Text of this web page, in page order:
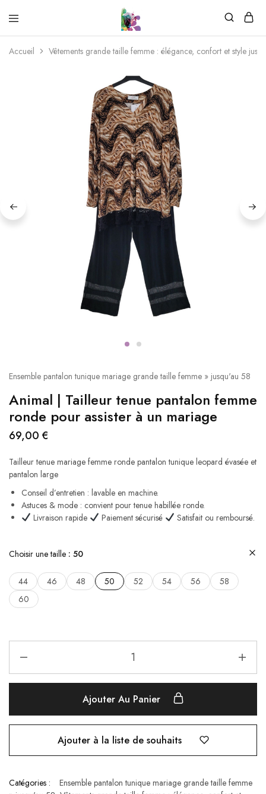
Accueil Vêtements grande taille femme : élégance, confort et style
Ensemble pantalon tunique mariage grande taille femme » jusqu'au 58
Animal | Tailleur tenue pantalon femme
ronde pour assister à un mariage
69,00 €
Tailleur tenue mariage femme ronde pantalon tunique leopard évasée et
pantalon large
Conseil d’entretien : lavable en machine.
Astuces & mode : convient pour tenue habillée ronde.
Livraison rapide
Paiement sécurisé Satisfait ou remboursé.
Choisir une taille 50
44 46 48 50 52 54 56
58
60
Ajouter Au Panier
Ajouter à la liste de souhaits
Catégories :
Ensemble pantalon tunique mariage grande taille femme